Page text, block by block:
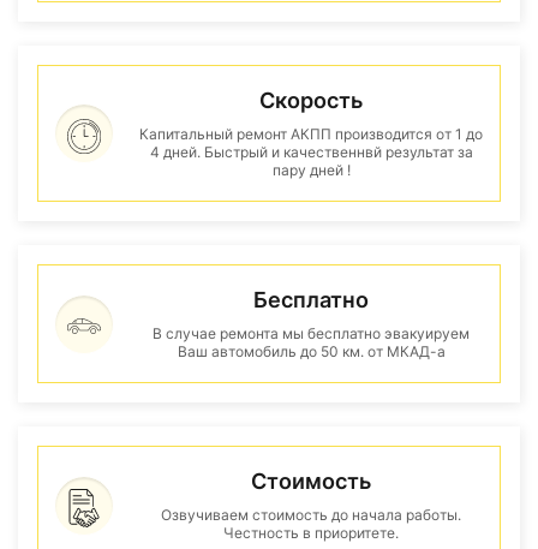
Скорость
Капитальный ремонт АКПП производится от 1 до
4 дней. Быстрый и качественнвй результат за
пару дней !
Бесплатно
В случае ремонта мы бесплатно эвакуируем
Ваш автомобиль до 50 км. от МКАД-а
Стоимость
Озвучиваем стоимость до начала работы.
Честность в приоритете.